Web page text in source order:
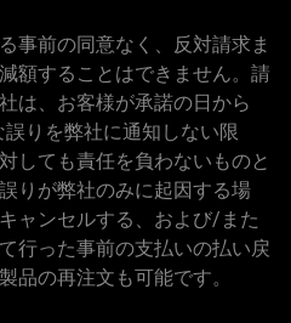
事前の同意なく、反対請求ま
額することはできません。請
は、お客様が承諾の日から
りを弊社に通知しない限
しても責任を負わないものと
りが弊社のみに起因する場
ャンセルする、および/また
行った事前の支払いの払い戻
品の再注文も可能です。